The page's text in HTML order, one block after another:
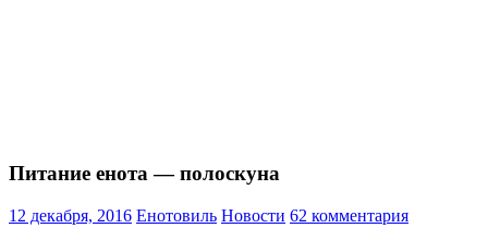
Питание енота — полоскуна
12 декабря, 2016 Енотовиль Новости 62 комментария